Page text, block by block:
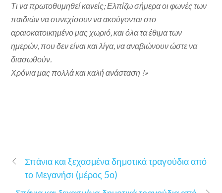
Τι να πρωτοθυμηθεί κανείς; Ελπίζω σήμερα οι φωνές των
παιδιών να συνεχίσουν να ακούγονται στο
αραιοκατοικημένο μας χωριό, και όλα τα έθιμα των
ημερών, που δεν είναι και λίγα, να αναβιώνουν ώστε να
διασωθούν.
Χρόνια μας πολλά και καλή ανάσταση !»
Σπάνια και ξεχασμένα δημοτικά τραγούδια από
το Μεγανήσι (μέρος 5ο)